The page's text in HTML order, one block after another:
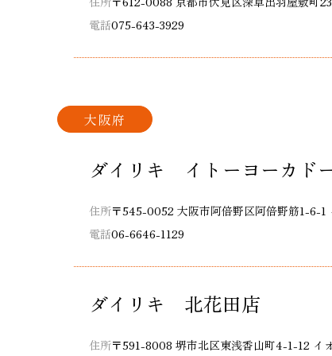
電話075-643-3929
大阪府
ダイリキ イトーヨーカド
住所〒545-0052 大阪市阿倍野区阿倍野筋1-6-1
電話06-6646-1129
ダイリキ 北花田店
住所〒591-8008 堺市北区東浅香山町4-1-12 イ